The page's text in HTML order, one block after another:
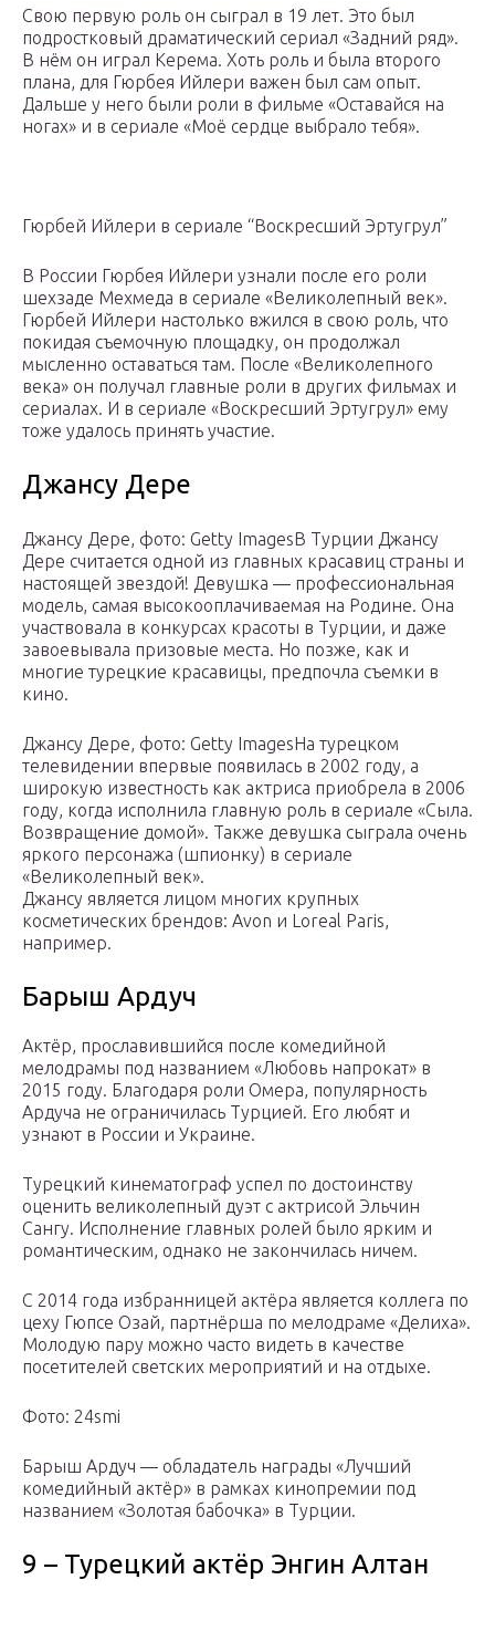
Свою первую роль он сыграл в 19 лет. Это был
подростковый драматический сериал «Задний ряд».
В нём он играл Керема. Хоть роль и была второго
плана, для Гюрбея Ийлери важен был сам опыт.
Дальше у него были роли в фильме «Оставайся на
ногах» и в сериале «Моё сердце выбрало тебя».
Гюрбей Ийлери в сериале “Воскресший Эртугрул”
В России Гюрбея Ийлери узнали после его роли
шехзаде Мехмеда в сериале «Великолепный век».
Гюрбей Ийлери настолько вжился в свою роль, что
покидая съемочную площадку, он продолжал
мысленно оставаться там. После «Великолепного
века» он получал главные роли в других фильмах и
сериалах. И в сериале «Воскресший Эртугрул» ему
тоже удалось принять участие.
Джансу Дере
Джансу Дере, фото: Getty ImagesВ Турции Джансу
Дере считается одной из главных красавиц страны и
настоящей звездой! Девушка — профессиональная
модель, самая высокооплачиваемая на Родине. Она
участвовала в конкурсах красоты в Турции, и даже
завоевывала призовые места. Но позже, как и
многие турецкие красавицы, предпочла съемки в
кино.
Джансу Дере, фото: Getty ImagesНа турецком
телевидении впервые появилась в 2002 году, а
широкую известность как актриса приобрела в 2006
году, когда исполнила главную роль в сериале «Сыла.
Возвращение домой». Также девушка сыграла очень
яркого персонажа (шпионку) в сериале
«Великолепный век».
Джансу является лицом многих крупных
косметических брендов: Avon и Loreal Paris,
например.
Барыш Ардуч
Актёр, прославившийся после комедийной
мелодрамы под названием «Любовь напрокат» в
2015 году. Благодаря роли Омера, популярность
Ардуча не ограничилась Турцией. Его любят и
узнают в России и Украине.
Турецкий кинематограф успел по достоинству
оценить великолепный дуэт с актрисой Эльчин
Сангу. Исполнение главных ролей было ярким и
романтическим, однако не закончилась ничем.
С 2014 года избранницей актёра является коллега по
цеху Гюпсе Озай, партнёрша по мелодраме «Делиха».
Молодую пару можно часто видеть в качестве
посетителей светских мероприятий и на отдыхе.
Фото: 24smi
Барыш Ардуч — обладатель награды «Лучший
комедийный актёр» в рамках кинопремии под
названием «Золотая бабочка» в Турции.
9 – Турецкий актёр Энгин Алтан